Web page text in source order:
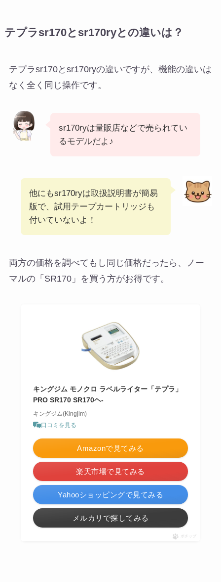
テプラsr170とsr170ryとの違いは？
テプラsr170とsr170ryの違いですが、機能の違いは
なく全く同じ操作です。
sr170ryは量販店などで売られてい
るモデルだよ♪
他にもsr170ryは取扱説明書が簡易
版で、試用テープカートリッジも
付いていないよ！
両方の価格を調べてもし同じ価格だったら、ノー
マルの「SR170」を買う方がお得です。
キングジム モノクロ ラベルライター「テプラ」
PRO SR170 SR170ヘ-
キングジム(Kingjim)
口コミを見る
Amazonで見てみる
楽天市場で見てみる
Yahooショッピングで見てみる
メルカリで探してみる
ポチップ